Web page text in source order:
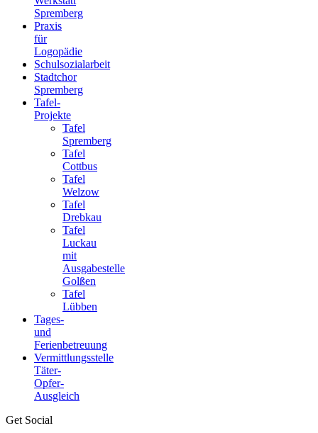
Spremberg
Praxis
für
Logopädie
Schulsozialarbeit
Stadtchor
Spremberg
Tafel-
Projekte
Tafel
Spremberg
Tafel
Cottbus
Tafel
Welzow
Tafel
Drebkau
Tafel
Luckau
mit
Ausgabestelle
Golßen
Tafel
Lübben
Tages-
und
Ferienbetreuung
Vermittlungsstelle
Täter-
Opfer-
Ausgleich
Get Social